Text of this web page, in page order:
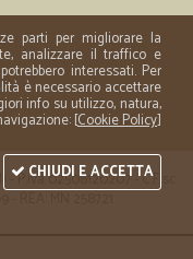
P.iva 02508120207 - C.Fisc
REA: MN 258721
parti per migliorare la
analizzare il traffico e
interessati. Per
è necessario accettare
info su utilizzo, natura,
[Cookie Policy]
CHIUDI E ACCETTA